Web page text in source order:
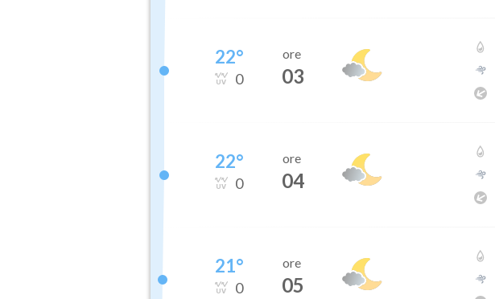
22°
0
ore
03
22°
0
ore
04
21°
0
ore
05